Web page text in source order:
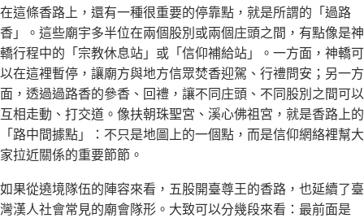
在這條香路上，還有一種很重要的停靠點，就是所謂的「過路
香」。這些廟宇多半位在兩個股別或兩個庄頭之間，有點像是神
轎行程中的「宗教休息站」或「信仰補給站」。一方面，神轎可
以在這裡暫停，讓廟方與地方信眾焚香迎駕、行禮問安；另一方
面，透過過路香的參香、回禮，讓不同庄頭、不同股別之間可以
互相走動、打交道。像扶朝珠聖宮、溪心佛祖宮，就是香路上的
「路中間據點」：不只是地圖上的一個點，而是信仰網絡裡幫大
家拉近關係的重要節節。
如果從遶境隊伍的陣容來看，五股開臺尊王的香路，也延續了臺
灣漢人社會常見的廟會隊形。大致可以分幾段來看：最前面是